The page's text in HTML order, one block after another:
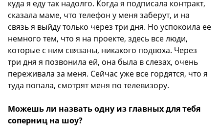
куда я еду так надолго. Когда я подписала контракт,
сказала маме, что телефон у меня заберут, и на
связь я выйду только через три дня. Но успокоила ее
немного тем, что я на проекте, здесь все люди,
которые с ним связаны, никакого подвоха. Через
три дня я позвонила ей, она была в слезах, очень
переживала за меня. Сейчас уже все гордятся, что я
туда попала, смотрят меня по телевизору.
Можешь ли назвать одну из главных для тебя
соперниц на шоу?